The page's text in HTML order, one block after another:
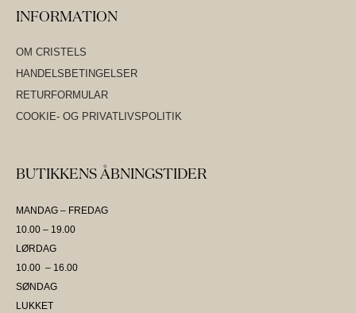
INFORMATION
OM CRISTELS
HANDELSBETINGELSER
RETURFORMULAR
COOKIE- OG PRIVATLIVSPOLITIK
BUTIKKENS ÅBNINGSTIDER
MANDAG – FREDAG
10.00 – 19.00
LØRDAG
10.00 – 16.00
SØNDAG
LUKKET